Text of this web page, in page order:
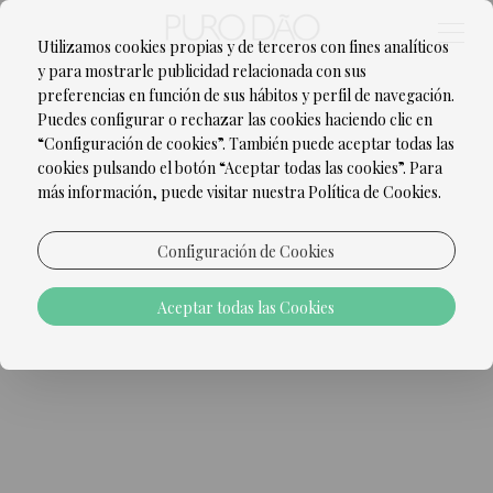
Utilizamos cookies propias y de terceros con fines analíticos
y para mostrarle publicidad relacionada con sus
preferencias en función de sus hábitos y perfil de navegación.
Puedes configurar o rechazar las cookies haciendo clic en
“Configuración de cookies”. También puede aceptar todas las
cookies pulsando el botón “Aceptar todas las cookies”. Para
más información, puede visitar nuestra Política de Cookies.
Configuración de Cookies
Aceptar todas las Cookies